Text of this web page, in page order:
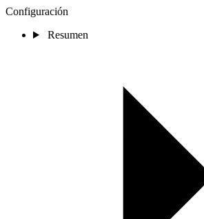
Configuración
Resumen